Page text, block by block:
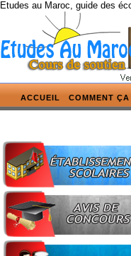
Etudes au Maroc, guide des
ACCUEIL COMMENT